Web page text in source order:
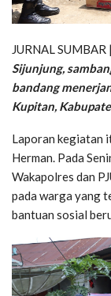
JURNAL SUMBAR
Sijunjung,
bandang
Kupitan,
Laporan kegiatan
Herman. Pada
Wakapolres dan
pada warga yang
bantuan sosial